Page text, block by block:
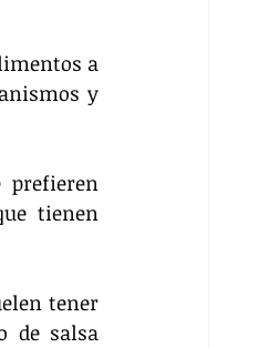
a
y
prefieren
tienen
tener
de salsa